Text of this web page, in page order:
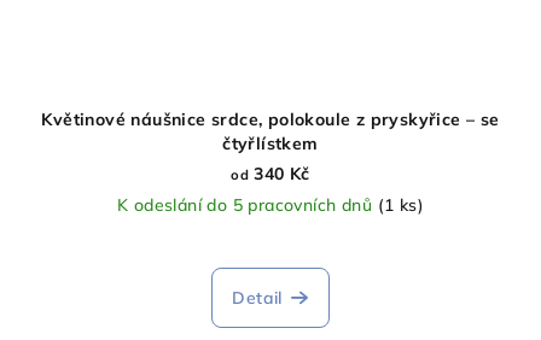
Květinové náušnice srdce, polokoule z pryskyřice – se
čtyřlístkem
od 340 Kč
K odeslání do 5 pracovních dnů (1 ks)
hodnocení
produktu
Detail